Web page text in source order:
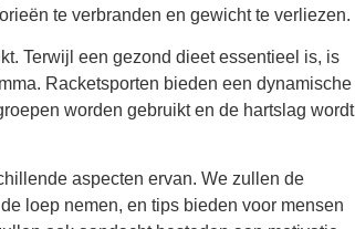
te verbranden en gewicht te verliezen.
Terwijl een gezond dieet essentieel is, is
Racketsporten bieden een dynamische
worden gebruikt en de hartslag wordt
aspecten ervan. We zullen de
loep nemen, en tips bieden voor mensen